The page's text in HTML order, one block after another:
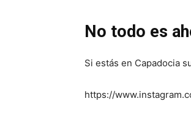
No todo es
Si estás en Capadocia
https://